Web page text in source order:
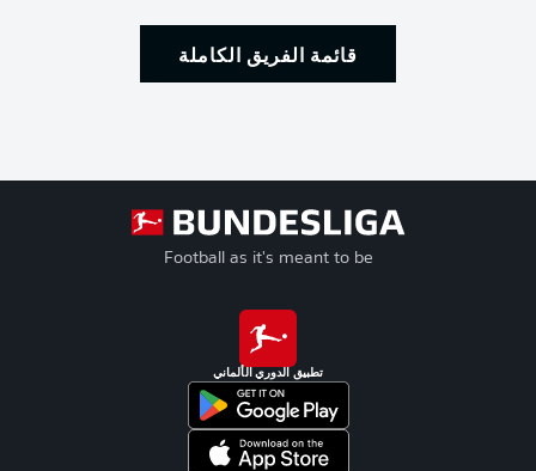
قائمة الفريق الكاملة
Football as it's meant to be
تطبيق الدوري الألماني